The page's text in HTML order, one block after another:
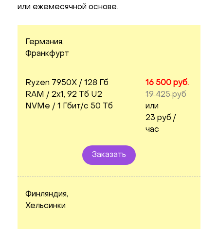
или ежемесячной основе.
Германия,
Франкфурт
Ryzen 7950X / 128 Гб
RAM / 2x1, 92 Тб U2
NVMe / 1 Гбит/с 50 Тб
16 500 руб.
19 425 руб
или
23 руб./
час
Заказать
Финляндия,
Хельсинки